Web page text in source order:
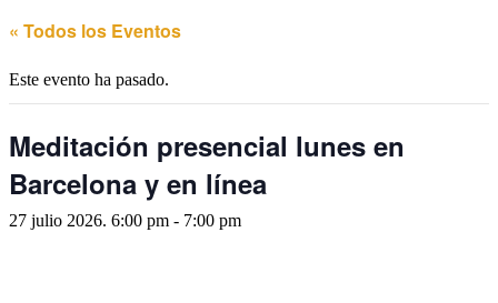
« Todos los Eventos
Este evento ha pasado.
Meditación presencial lunes en
Barcelona y en línea
27 julio 2026. 6:00 pm - 7:00 pm